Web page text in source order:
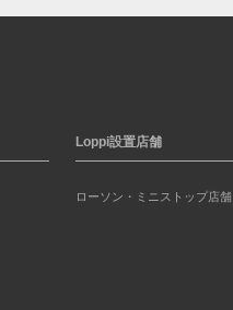
Loppi設置店舗
ローソン・ミニストップ店舗